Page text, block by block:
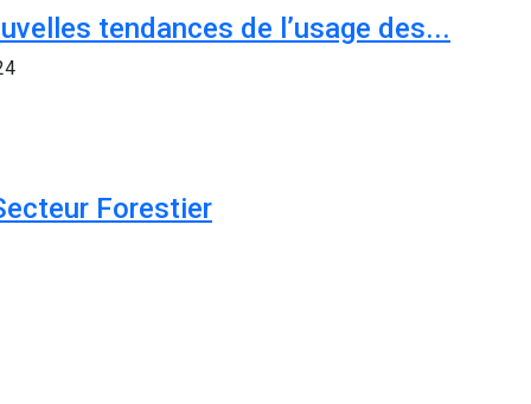
tendances de l’usage des...
Forestier